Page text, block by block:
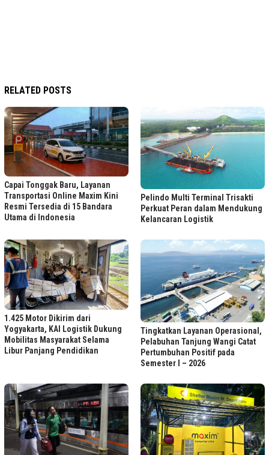
RELATED POSTS
Capai Tonggak Baru, Layanan
Transportasi Online Maxim Kini
Resmi Tersedia di 15 Bandara
Utama di Indonesia
Pelindo Multi Terminal Trisakti
Perkuat Peran dalam Mendukung
Kelancaran Logistik
1.425 Motor Dikirim dari
Yogyakarta, KAI Logistik Dukung
Mobilitas Masyarakat Selama
Libur Panjang Pendidikan
Tingkatkan Layanan Operasional,
Pelabuhan Tanjung Wangi Catat
Pertumbuhan Positif pada
Semester I – 2026